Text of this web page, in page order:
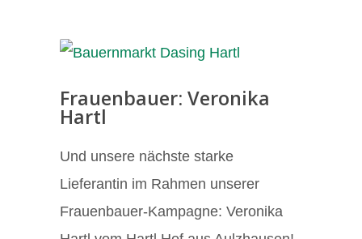
Frauenbauer: Veronika
Hartl
Und unsere nächste starke
Lieferantin im Rahmen unserer
Frauenbauer-Kampagne: Veronika